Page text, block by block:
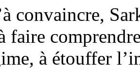
convaincre,
faire
à étouffer